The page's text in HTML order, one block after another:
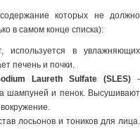
которых не должно
в самом конце списка):
используется в увлажняющих
печень и почки.
Laureth Sulfate (SLES) -
шампуней и пенок. Высушивают
лосьонов и тоников для лица.